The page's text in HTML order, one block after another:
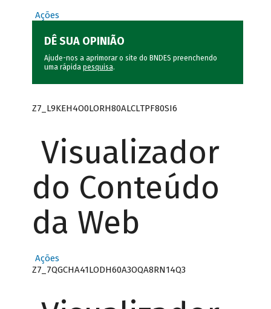
Ações
DÊ SUA OPINIÃO
Ajude-nos a aprimorar o site do BNDES preenchendo
uma rápida pesquisa.
Z7_L9KEH4O0LORH80ALCLTPF80SI6
Visualizador
do Conteúdo
da Web
Ações
Z7_7QGCHA41LODH60A3OQA8RN14Q3